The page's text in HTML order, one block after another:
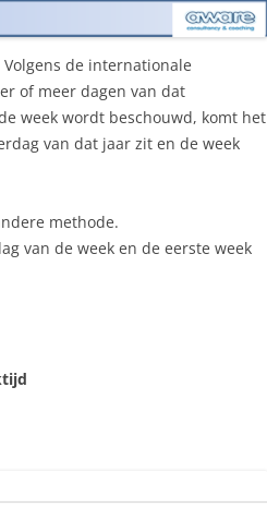
de internationale
of meer dagen van dat
week wordt beschouwd, komt het
van dat jaar zit en de week
methode.
van de week en de eerste week